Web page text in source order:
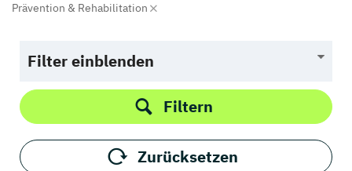
Prävention & Rehabilitation
Filter einblenden
Filtern
Zurücksetzen